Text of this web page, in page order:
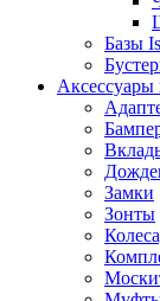
Базы
Аксессуары
Замки
Зонты